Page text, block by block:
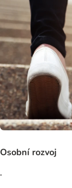
Osobní rozvoj
.